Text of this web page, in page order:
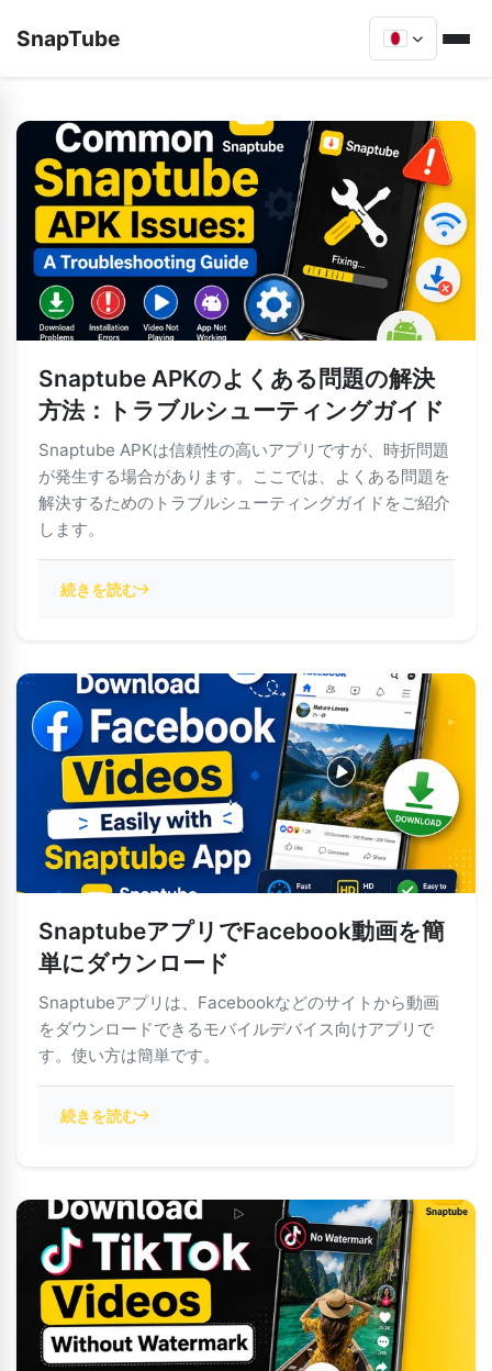
SnapTube
Snaptube APKのよくある問題の解決
方法：トラブルシューティングガイド
Snaptube APKは信頼性の高いアプリですが、時折問題
が発生する場合があります。ここでは、よくある問題を
解決するためのトラブルシューティングガイドをご紹介
します。
続きを読む
SnaptubeアプリでFacebook動画を簡
単にダウンロード
Snaptubeアプリは、Facebookなどのサイトから動画
をダウンロードできるモバイルデバイス向けアプリで
す。使い方は簡単です。
続きを読む